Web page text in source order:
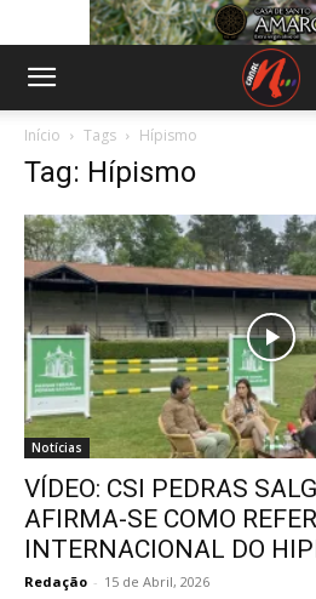
Início Tags Hípismo
Tag: Hípismo
Notícias
VÍDEO: CSI PEDRAS
AFIRMA-SE COMO
INTERNACIONAL DO
Redação - 15 de Abril, 2026